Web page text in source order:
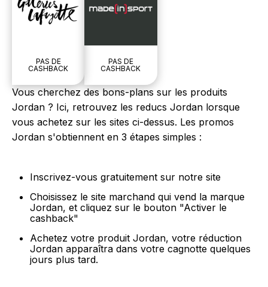
PAS DE
CASHBACK
PAS DE
CASHBACK
Vous cherchez des bons-plans sur les produits
Jordan ? Ici, retrouvez les reducs Jordan lorsque
vous achetez sur les sites ci-dessus. Les promos
Jordan s'obtiennent en 3 étapes simples :
Inscrivez-vous gratuitement sur notre site
Choisissez le site marchand qui vend la marque
Jordan, et cliquez sur le bouton "Activer le
cashback"
Achetez votre produit Jordan, votre réduction
Jordan apparaîtra dans votre cagnotte quelques
jours plus tard.